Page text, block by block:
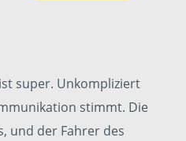
super. Unkompliziert
stimmt. Die
und der Fahrer des